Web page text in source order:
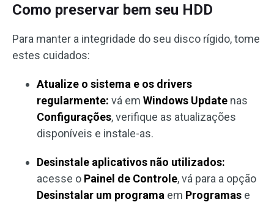
Como preservar bem seu HDD
Para manter a integridade do seu disco rígido, tome
estes cuidados:
Atualize o sistema e os drivers
regularmente: vá em Windows Update nas
Configurações, verifique as atualizações
disponíveis e instale-as.
Desinstale aplicativos não utilizados:
acesse o Painel de Controle, vá para a opção
Desinstalar um programa em Programas e